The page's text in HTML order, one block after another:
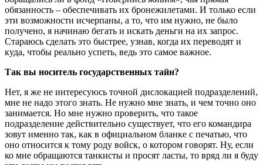
обязанность – обеспечивать их бронежилетами. И только если
эти возможности исчерпаны, а то, что им нужно, не было
получено, я начинаю бегать и искать деньги на их запрос.
Стараюсь сделать это быстрее, узнав, когда их переводят и
куда, чтобы реально успеть, ведь это самое важное.
Так вы носитель государственных тайн?
Нет, я же не интересуюсь точной дислокацией подразделений,
мне не надо этого знать. Не нужно мне знать, и чем точно оно
занимается. Но мне нужно проверить, что такое
подразделение действительно существует, что его командира
зовут именно так, как в официальном бланке с печатью, что
оно относится к тому роду войск, о котором говорят. Ну, если
ко мне обращаются танкисты и просят ласты, то вряд ли я буду